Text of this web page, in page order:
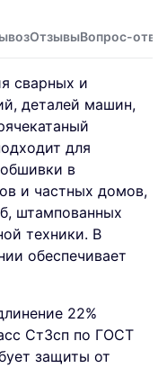
ОтзывыВопрос-
сварных и
деталей машин,
для
в
и частных домов,
штампованных
техники. В
обеспечивает
22%
Ст3сп по ГОСТ
защиты от